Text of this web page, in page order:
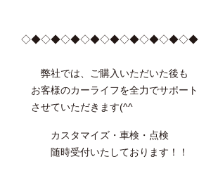
◇◆◇◆◇◆◇◆◇◆◇◆◇◆◇◆◇◆
弊社では、ご購入いただいた後も
お客様のカーライフを全力でサポート
させていただきます(^^ゞ
カスタマイズ・車検・点検
随時受付いたしております！！